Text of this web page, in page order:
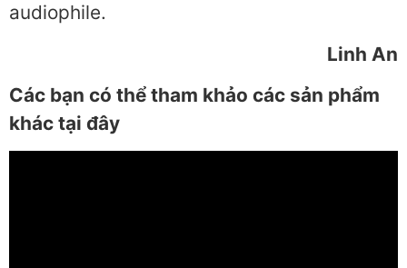
audiophile.
Linh An
Các bạn có thể tham khảo các sản phẩm
khác tại đây